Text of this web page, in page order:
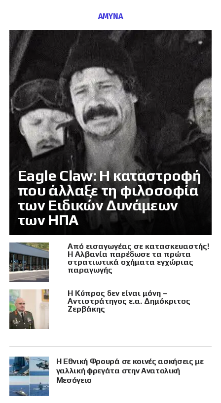
ΑΜΥΝΑ
Eagle Claw: Η καταστροφή
που άλλαξε τη φιλοσοφία
των Ειδικών Δυνάμεων
των ΗΠΑ
Από εισαγωγέας σε κατασκευαστής!
Η Αλβανία παρέδωσε τα πρώτα
στρατιωτικά οχήματα εγχώριας
παραγωγής
Η Κύπρος δεν είναι μόνη –
Αντιστράτηγος ε.α. Δημόκριτος
Ζερβάκης
Η Εθνική Φρουρά σε κοινές ασκήσεις με
γαλλική φρεγάτα στην Ανατολική
Μεσόγειο